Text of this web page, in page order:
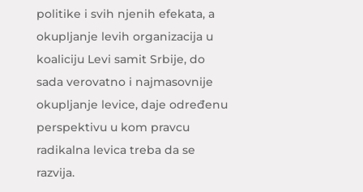
politike i svih njenih efekata, a
okupljanje levih organizacija u
koaliciju Levi samit Srbije, do
sada verovatno i najmasovnije
okupljanje levice, daje određenu
perspektivu u kom pravcu
radikalna levica treba da se
razvija.